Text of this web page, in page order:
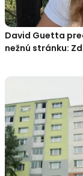
David Guetta
nežnú stránku: